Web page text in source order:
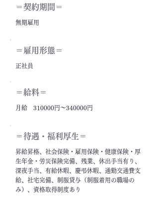
＝契約期間＝
無期雇用
＝雇用形態＝
正社員
＝給料＝
月給 310000円～340000円
＝​待遇・福利厚生＝
昇給昇格、社会保険・雇用保険・健康保険・厚
生年金・労災保険完備、残業、休出手当有り、
深夜手当、有給休暇、慶弔休暇、通勤交通費支
給、社宅完備、制服貸与（制服着用の職場の
み）、資格取得制度あり